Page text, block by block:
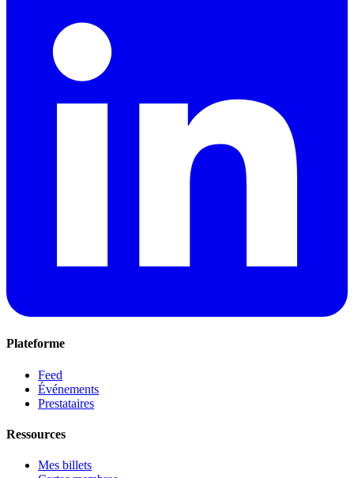
Plateforme
Feed
Événements
Prestataires
Ressources
Mes billets